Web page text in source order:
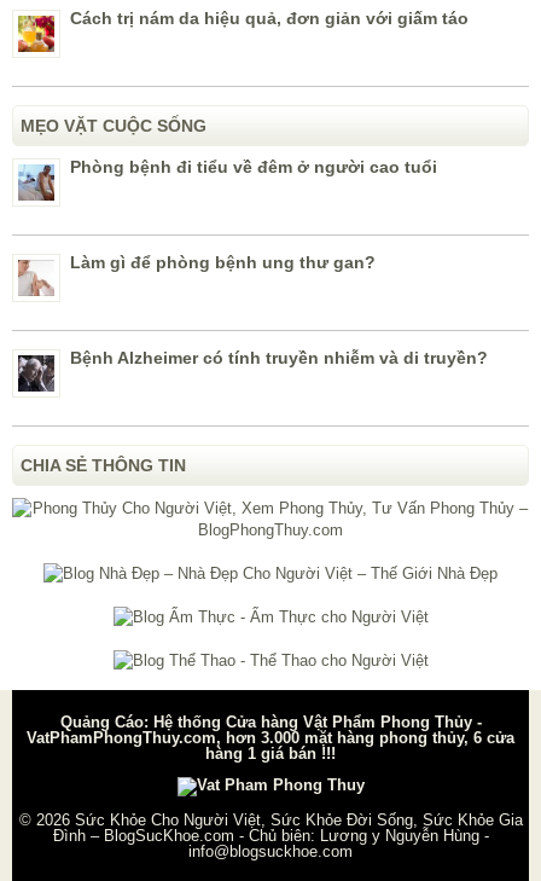
Cách trị nám da hiệu quả, đơn giản với giấm táo
MẸO VẶT CUỘC SỐNG
Phòng bệnh đi tiểu về đêm ở người cao tuổi
Làm gì để phòng bệnh ung thư gan?
Bệnh Alzheimer có tính truyền nhiễm và di truyền?
CHIA SẺ THÔNG TIN
Quảng Cáo: Hệ thống Cửa hàng Vật Phẩm Phong Thủy -
VatPhamPhongThuy.com, hơn 3.000 mặt hàng phong thủy, 6 cửa
hàng 1 giá bán !!!
© 2026 Sức Khỏe Cho Người Việt, Sức Khỏe Đời Sống, Sức Khỏe Gia
Đình – BlogSucKhoe.com - Chủ biên: Lương y Nguyễn Hùng-
info@blogsuckhoe.com